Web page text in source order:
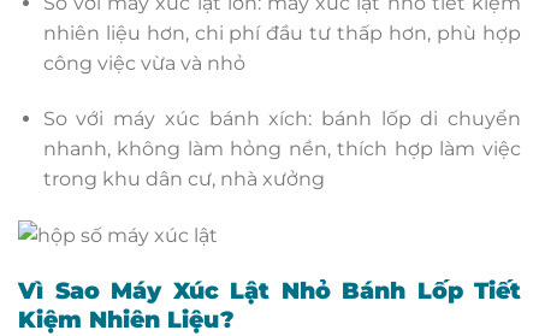
nhiên liệu hơn, chi phí đầu tư thấp hơn, phù hợp
công việc vừa và nhỏ
So với máy xúc bánh xích: bánh lốp di chuyển
nhanh, không làm hỏng nền, thích hợp làm việc
trong khu dân cư, nhà xưởng
Vì Sao Máy Xúc Lật Nhỏ Bánh Lốp Tiết
Kiệm Nhiên Liệu?